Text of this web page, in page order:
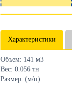
Характеристики
Объем: 141 м3
Вес: 0.056 тн
Размер: (м/п)